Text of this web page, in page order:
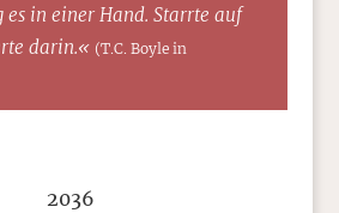
es in einer Hand. Starrte auf
darin.« (T.C. Boyle in
2036